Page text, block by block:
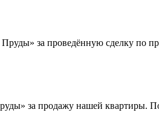
за проведённую сделку по
за продажу нашей квартиры.